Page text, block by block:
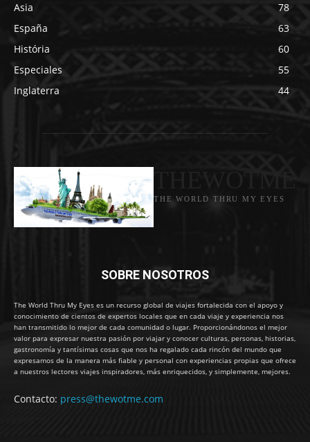
Asia
78
España
63
História
60
Especiales
55
Inglaterra
44
THE WORLD THRU MY EYES
SOBRE NOSOTROS
The World Thru My Eyes es un recurso global de viajes fortalecida con el apoyo y
conocimiento de cientos de expertos locales que en cada viaje y experiencia nos
han transmitido lo mejor de cada comunidad o lugar. Proporcionándonos el mejor
valor para expresar nuestra pasión por viajar y conocer culturas, personas, historias,
gastronomía y tantísimas cosas que nos ha regalado cada rincón del mundo que
expresamos de la manera más fiable y personal con experiencias propias que ofrece
a nuestros lectores viajes inspiradores, más enriquecidos, y simplemente, mejores.
Contacto: press@thewotme.com